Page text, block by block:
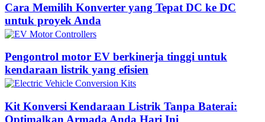
Cara Memilih Konverter yang Tepat DC ke DC
untuk proyek Anda
Pengontrol motor EV berkinerja tinggi untuk
kendaraan listrik yang efisien
Kit Konversi Kendaraan Listrik Tanpa Baterai:
Optimalkan Armada Anda Hari Ini